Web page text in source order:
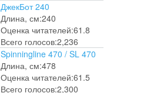
ДжекБот 240
Длина, см:240
Оценка читателей:61.8
Всего голосов:2,236
Spinningline 470 / SL 470
Длина, см:478
Оценка читателей:61.5
Всего голосов:2,300